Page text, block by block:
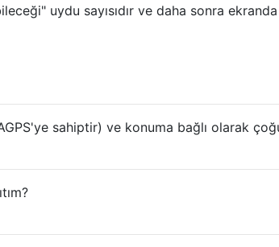
uydu sayısıdır ve daha sonra
sahiptir) ve konuma bağlı olarak